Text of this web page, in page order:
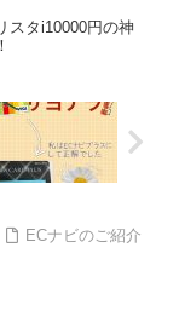
スタi10000円の神
ECナビのご紹介